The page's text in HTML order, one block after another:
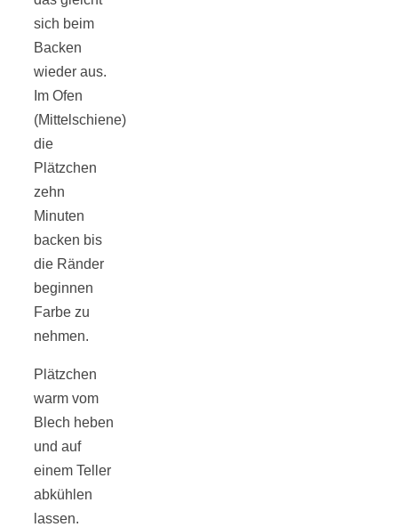
sich beim
Backen
wieder aus.
Im Ofen
(Mittelschiene)
die
Plätzchen
zehn
Minuten
backen bis
die Ränder
beginnen
Farbe zu
nehmen.
Plätzchen
warm vom
Blech heben
und auf
einem Teller
abkühlen
lassen.